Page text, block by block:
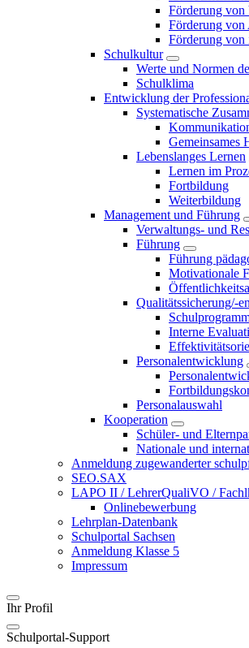
Förderung von
Förderung von
Förderung
Schulkultur
Werte und Normen
Schulklima
Entwicklung der
Systematische
Gemeinsames
Lebenslanges Lernen
Lernen im
Fortbildung
Weiterbildung
Management und Führung
Verwaltungs- und
Führung
Führung
Motivationale
Qualitätssicherung/-
Interne
Personalentwicklung
Personalauswahl
Kooperation
Schüler- und
Nationale und
Anmeldung zugewanderter
SEO.SAX
LAPO II / LehrerQualiVO /
Onlinebewerbung
Lehrplan-Datenbank
Schulportal Sachsen
Anmeldung Klasse 5
Impressum
Ihr Profil
Schulportal-Support